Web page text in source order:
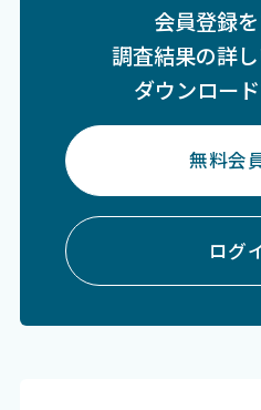
会員登録を
調査結果の詳
ダウンロード
無料会
ログ